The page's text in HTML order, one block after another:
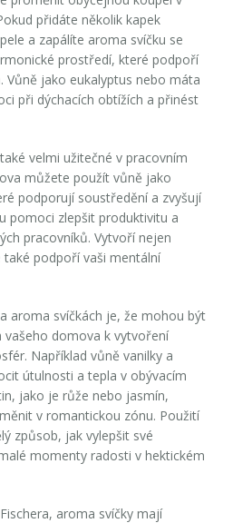
přidáte několik kapek
a zapálíte aroma svíčku se
prostředí, které podpoří
Vůně jako eukalyptus nebo máta
při dýchacích obtížích a přinést
velmi užitečné v pracovním
můžete použít vůně jako
podporují soustředění a zvyšují
pomoci zlepšit produktivitu a
pracovníků. Vytvoří nejen
podpoří vaši mentální
aroma svíčkách je, že mohou být
vašeho domova k vytvoření
Například vůně vanilky a
útulnosti a tepla v obývacím
jako je růže nebo jasmín,
v romantickou zónu. Použití
způsob, jak vylepšit své
momenty radosti v hektickém
aroma svíčky mají